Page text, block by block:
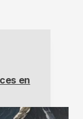
en